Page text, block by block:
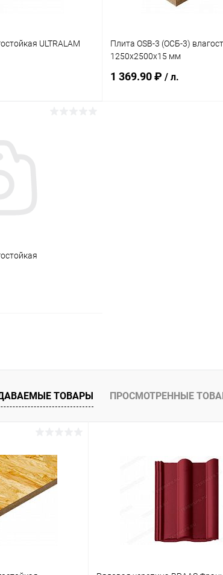
ULTRALAM
Плита OSB-3 (ОСБ-3)
1250х2500х15 мм
1 369.90 ₽ / л.
Сравнение
ТОВАРЫ ПРОСМОТРЕННЫЕ